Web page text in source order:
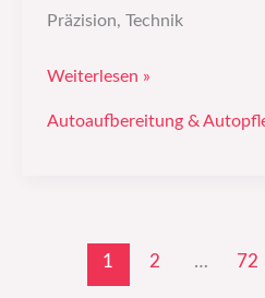
Präzision, Technik
Weiterlesen »
Autoaufbereitung &
1 2 … 72